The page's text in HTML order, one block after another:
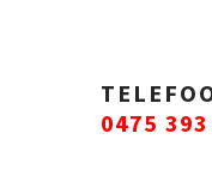
0475